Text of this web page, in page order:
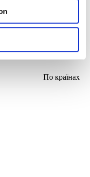
По країнах